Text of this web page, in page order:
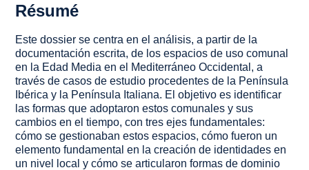
Résumé
Este dossier se centra en el análisis, a partir de la
documentación escrita, de los espacios de uso comunal
en la Edad Media en el Mediterráneo Occidental, a
través de casos de estudio procedentes de la Península
Ibérica y la Península Italiana. El objetivo es identificar
las formas que adoptaron estos comunales y sus
cambios en el tiempo, con tres ejes fundamentales:
cómo se gestionaban estos espacios, cómo fueron un
elemento fundamental en la creación de identidades en
un nivel local y cómo se articularon formas de dominio